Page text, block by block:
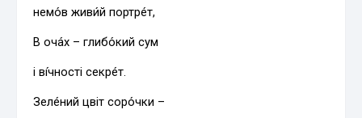
немо́в живи́й портре́т,
В оча́х – глибо́кий сум
і ві́чності секре́т.
Зеле́ний цвіт соро́чки –